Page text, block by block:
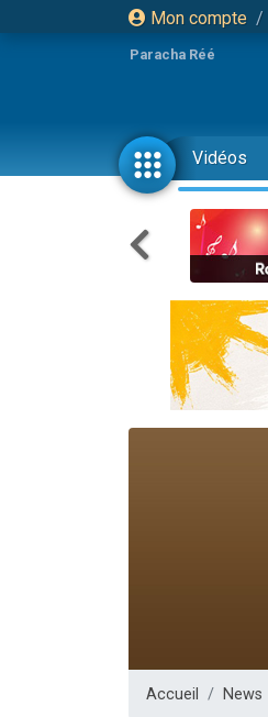
Mon compte /
Paracha Réé
Vidéos
Accueil News